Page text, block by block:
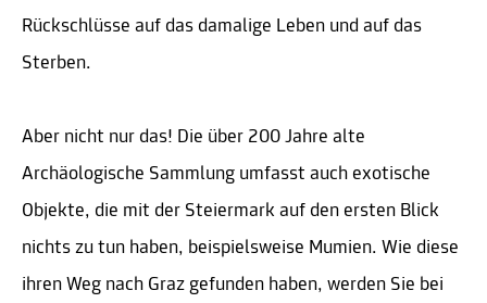
Rückschlüsse auf das damalige Leben und auf das
Sterben.
Aber nicht nur das! Die über 200 Jahre alte
Archäologische Sammlung umfasst auch exotische
Objekte, die mit der Steiermark auf den ersten Blick
nichts zu tun haben, beispielsweise Mumien. Wie diese
ihren Weg nach Graz gefunden haben, werden Sie bei